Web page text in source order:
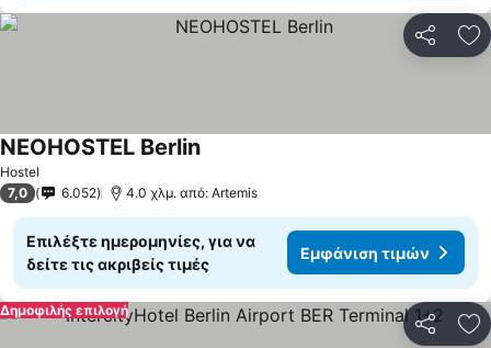
Hostel
NEOHOSTEL Berlin
7,0 6.052 4.0 χλμ. από: Artemis
Επιλέξτε ημερομηνίες, για να
δείτε τις ακριβείς τιμές
Εμφάνιση τιμών
Δημοφιλής επιλογή